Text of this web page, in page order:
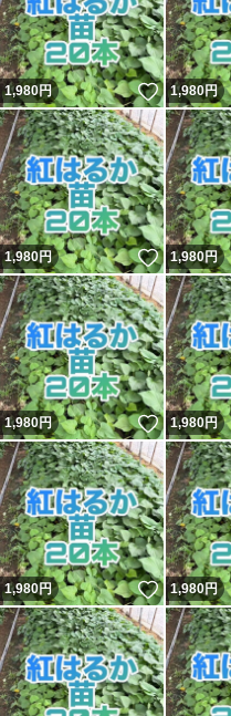
1,980円 いいね！
1,980円
1,980円 いいね！
1,980円
1,980円 いいね！
1,980円
1,980円 いいね！
1,980円